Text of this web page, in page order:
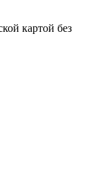
картой без